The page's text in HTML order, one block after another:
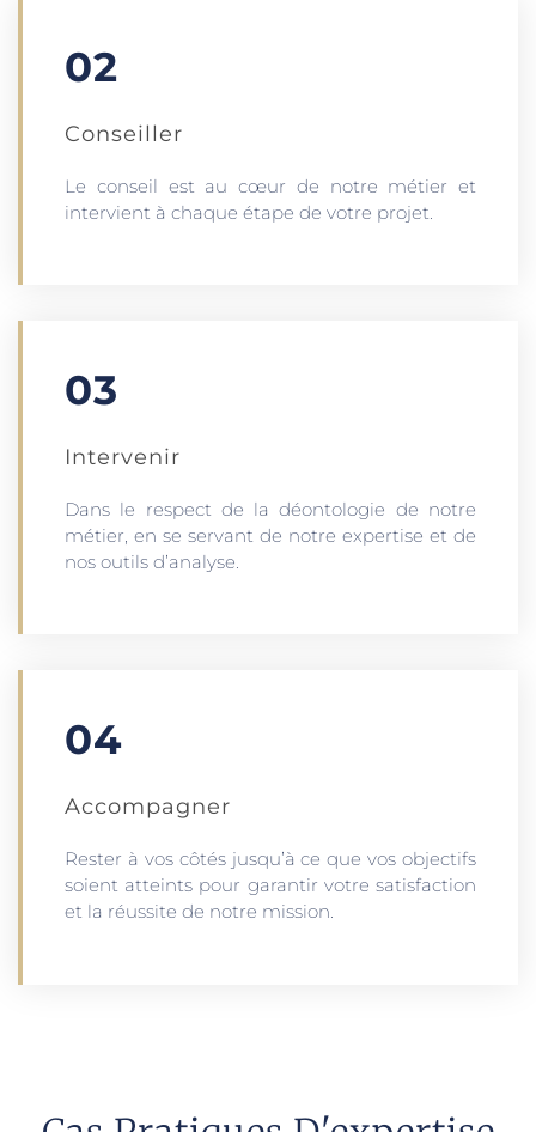
02
Conseiller
Le conseil est au cœur de notre métier et
intervient à chaque étape de votre projet.
03
Intervenir
Dans le respect de la déontologie de notre
métier, en se servant de notre expertise et de
nos outils d’analyse.
04
Accompagner
Rester à vos côtés jusqu’à ce que vos objectifs
soient atteints pour garantir votre satisfaction
et la réussite de notre mission.